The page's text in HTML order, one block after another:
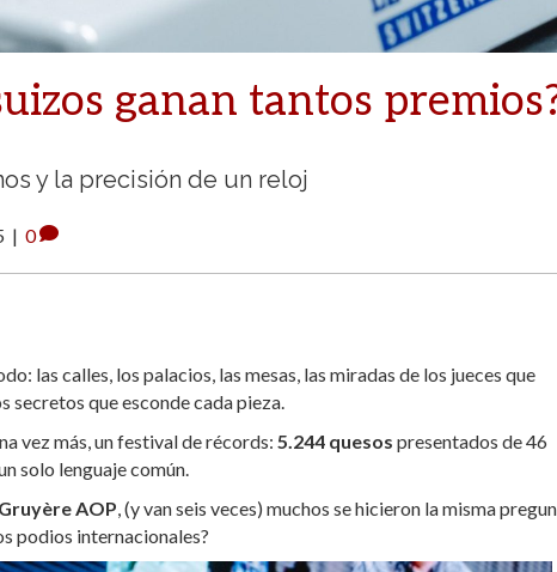
ganan tantos
y la precisión de un reloj
| 0
las calles, los palacios, las mesas, las miradas de los jueces que
secretos que esconde cada pieza.
vez más, un festival de récords: 5.244 quesos presentados de 46
solo lenguaje común.
Gruyère AOP, (y van seis veces) muchos se hicieron la misma
podios internacionales?